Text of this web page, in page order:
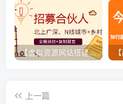
【虚拟资源网站搭建服务】加盟本站系统，做一个和本站一样的独立网站，躺赚的项目
上一篇